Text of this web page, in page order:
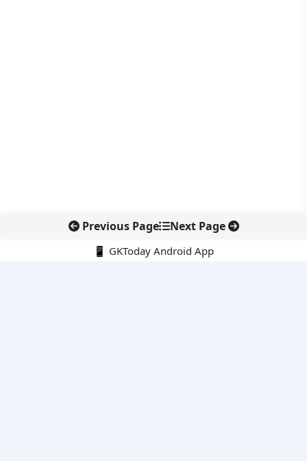
Previous Page Next Page
📱 GKToday Android App